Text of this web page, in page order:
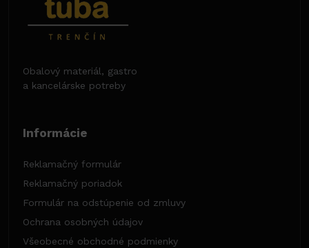
Obalový materiál, gastro
a kancelárske potreby
Informácie
Reklamačný formulár
Reklamačný poriadok
Formulár na odstúpenie od zmluvy
Ochrana osobných údajov
Všeobecné obchodné podmienky